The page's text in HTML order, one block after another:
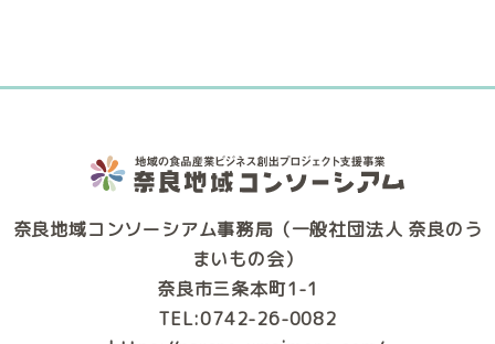
奈良地域コンソーシアム事務局（一般社団法人 奈良のう
まいもの会）
奈良市三条本町1-1
TEL:0742-26-0082